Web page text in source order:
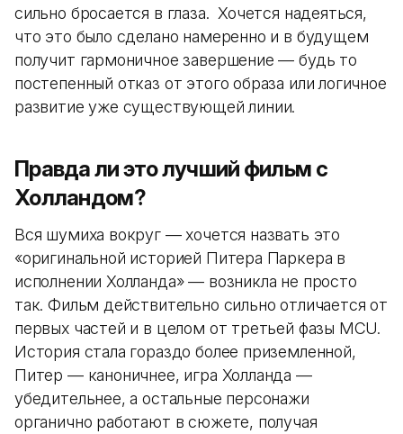
сильно бросается в глаза. Хочется надеяться,
что это было сделано намеренно и в будущем
получит гармоничное завершение — будь то
постепенный отказ от этого образа или логичное
развитие уже существующей линии.
Правда ли это лучший фильм с
Холландом?
Вся шумиха вокруг — хочется назвать это
«оригинальной историей Питера Паркера в
исполнении Холланда» — возникла не просто
так. Фильм действительно сильно отличается от
первых частей и в целом от третьей фазы MCU.
История стала гораздо более приземленной,
Питер — каноничнее, игра Холланда —
убедительнее, а остальные персонажи
органично работают в сюжете, получая